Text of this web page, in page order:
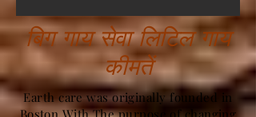
बिग गाय सेवा लिटिल गाय
कीमतें
Earth care was originally founded in
Boston With The purpose of changing